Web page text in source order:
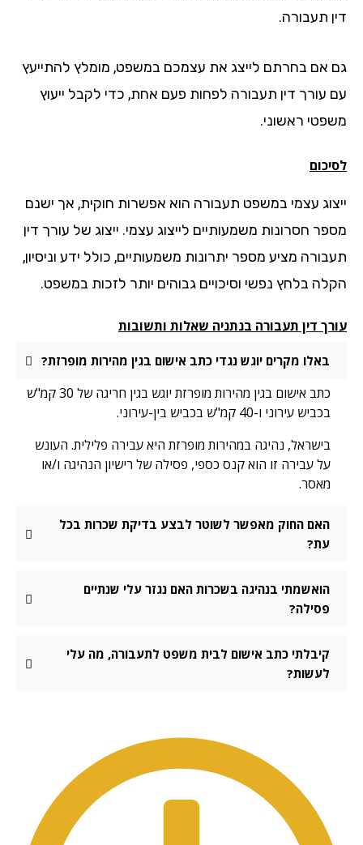
תעבורה.
אם בחרתם לייצג את עצמכם במשפט, מומלץ להתייעץ
עורך דין תעבורה לפחות פעם אחת, כדי לקבל ייעוץ
ראשוני.
עצמי במשפט תעבורה הוא אפשרות חוקית, אך ישנם
חסרונות משמעותיים לייצוג עצמי. ייצוג של עורך דין
מציע מספר יתרונות משמעותיים, כולל ידע וניסיון,
בלחץ נפשי וסיכויים גבוהים יותר לזכות במשפט.
דין תעבורה בנתניה שאלות ותשובות
באלו מקרים יוגש נגדי כתב אישום בגין מהירות מופרזת?
כתב אישום בגין מהירות מופרזת יוגש בגין חריגה של 30 קמ"ש
בכביש עירוני ו-40 קמ"ש בכביש בין-עירוני.
בישראל, נהיגה במהירות מופרזת היא עבירה פלילית. העונש
על עבירה זו הוא קנס כספי, פסילה של רישיון הנהיגה ו/או
מאסר.
האם החוק מאפשר לשוטר לבצע בדיקת שכרות בכל
הואשמתי בנהיגה בשכרות האם נגזר עלי שנתיים
פסילה?
קיבלתי כתב אישום לבית משפט לתעבורה, מה עלי
לעשות?